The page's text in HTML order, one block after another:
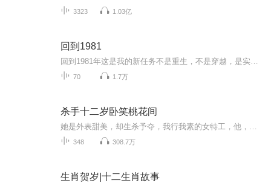
3323 1.03亿
回到1981
70 1.7万
杀手十二岁卧笑桃花间
348 308.7万
生肖贺岁|十二生肖故事